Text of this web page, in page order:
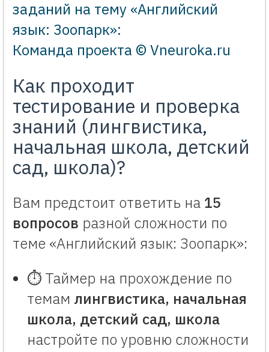
заданий на тему «Английский
язык: Зоопарк»:
Команда проекта © Vneuroka.ru
Как проходит
тестирование и проверка
знаний (лингвистика,
начальная школа, детский
сад, школа)?
Вам предстоит ответить на 15
вопросов разной сложности по
теме «Английский язык: Зоопарк»:
⏱️ Таймер на прохождение по
темам лингвистика, начальная
школа, детский сад, школа
настройте по уровню сложности